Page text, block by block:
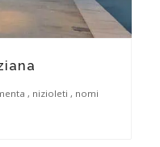
, nizioleti , nomi